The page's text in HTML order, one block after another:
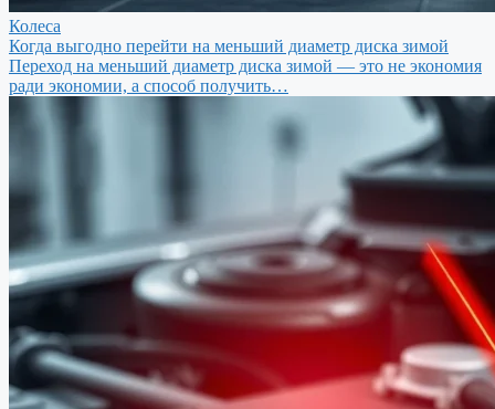
Колеса
Когда выгодно перейти на меньший диаметр диска зимой
Переход на меньший диаметр диска зимой — это не экономия
ради экономии, а способ получить…